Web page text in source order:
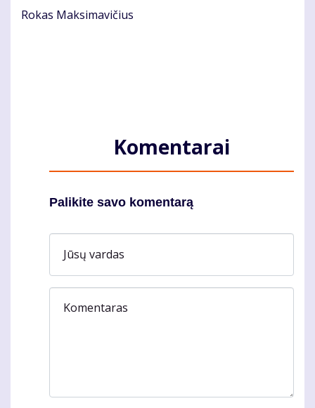
Rokas Maksimavičius
Komentarai
Palikite savo komentarą
Jūsų vardas
Komentaras